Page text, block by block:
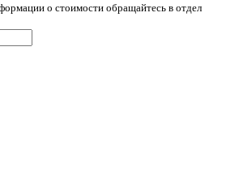
о стоимости обращайтесь в отдел